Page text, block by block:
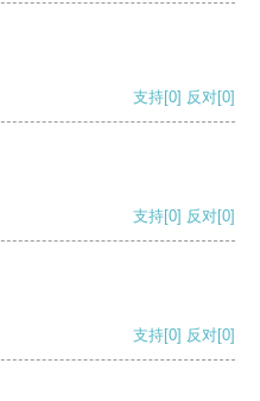
支持[0] 反对[0]
支持[0] 反对[0]
支持[0] 反对[0]